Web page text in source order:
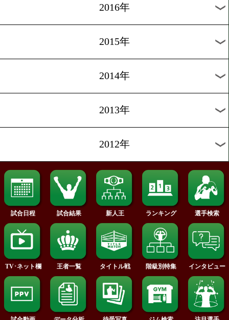
2019年
2018年
2017年
2016年
2015年
2014年
2013年
2012年